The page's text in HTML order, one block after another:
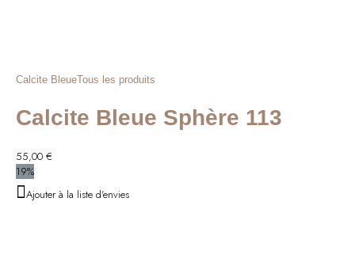
Calcite BleueTous les produits
Calcite Bleue Sphère 113
55,00 €
19%
Ajouter à la liste d'envies